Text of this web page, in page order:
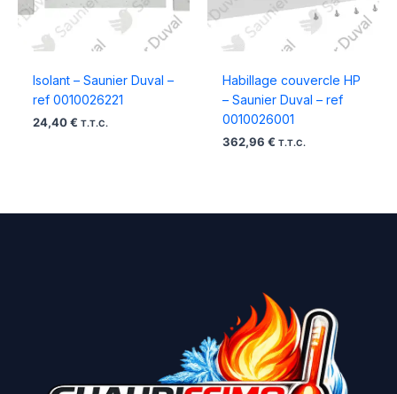
Isolant – Saunier Duval –
ref 0010026221
24,40 € T.T.C.
Habillage couvercle HP
– Saunier Duval – ref
0010026001
362,96 € T.T.C.